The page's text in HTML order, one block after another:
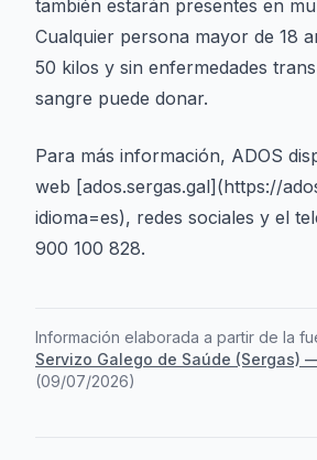
también estarán presentes en
Cualquier persona mayor de 18
50 kilos y sin enfermedades
sangre puede donar.
Para más información, ADOS
web [ados.sergas.gal](https://
idioma=es), redes sociales y el
900 100 828.
Información elaborada a partir de la
Servizo Galego de Saúde (Sergas)
(09/07/2026)